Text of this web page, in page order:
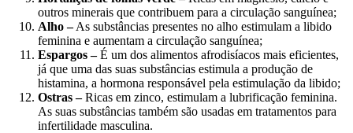
outros minerais que contribuem para a circulação sanguínea;
Alho –As substâncias presentes no alho estimulam a libido
feminina e aumentam a circulação sanguínea;
Espargos –É um dos alimentos afrodisíacos mais eficientes,
já que uma das suas substâncias estimula a produção de
histamina, a hormona responsável pela estimulação da libido;
Ostras –Ricas em zinco, estimulam a lubrificação feminina.
As suas substâncias também são usadas em tratamentos para
infertilidade masculina.